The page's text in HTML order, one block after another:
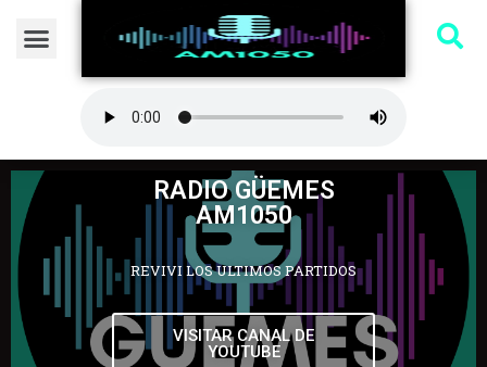
RADIO GÜEMES
AM1050
REVIVI LOS ULTIMOS PARTIDOS
VISITAR CANAL DE
YOUTUBE